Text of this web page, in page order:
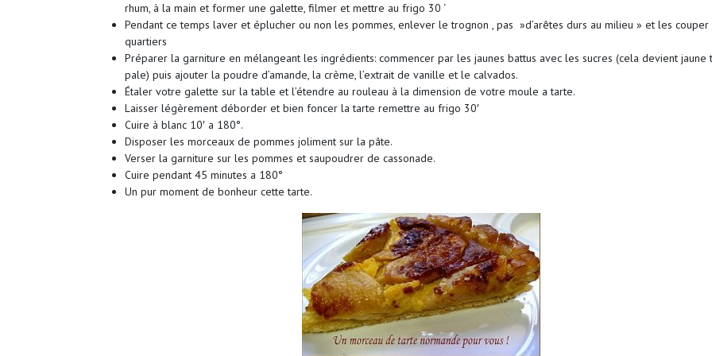
rhum, à la main et former une galette, filmer et mettre au frigo 30 ‘
Pendant ce temps laver et éplucher ou non les pommes, enlever le trognon , pas »d’arêtes durs au milieu » et les couper
quartiers
Préparer la garniture en mélangeant les ingrédients: commencer par les jaunes battus avec les sucres (cela devient jaune
pale) puis ajouter la poudre d’amande, la crème, l’extrait de vanille et le calvados.
Étaler votre galette sur la table et l’étendre au rouleau à la dimension de votre moule a tarte.
Laisser légèrement déborder et bien foncer la tarte remettre au frigo 30′
Cuire à blanc 10′ a 180°.
Disposer les morceaux de pommes joliment sur la pâte.
Verser la garniture sur les pommes et saupoudrer de cassonade.
Cuire pendant 45 minutes a 180°
Un pur moment de bonheur cette tarte.